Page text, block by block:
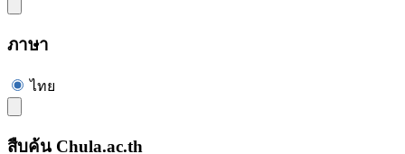
ภาษา
ไทย
สืบค้น Chula.ac.th